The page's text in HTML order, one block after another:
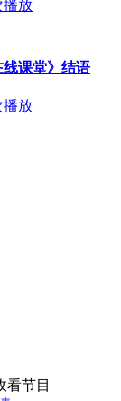
播放
线课堂》结语
播放
看节目